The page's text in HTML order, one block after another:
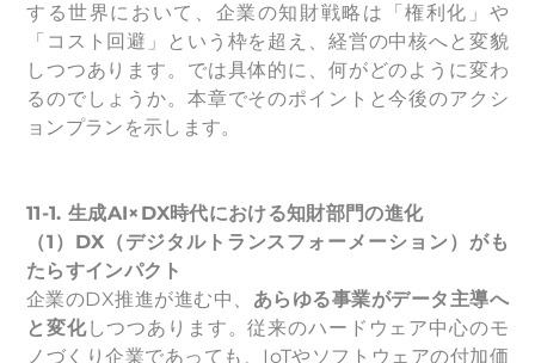
する世界において、企業の知財戦略は「権利化」や
「コスト回避」という枠を超え、経営の中核へと変貌
しつつあります。では具体的に、何がどのように変わ
るのでしょうか。本章でそのポイントと今後のアクシ
ョンプランを示します。
11-1. 生成AI×DX時代における知財部門の進化
（1）DX（デジタルトランスフォーメーション）がも
たらすインパクト
企業のDX推進が進む中、 あらゆる事業がデータ主導へ
と変化しつつあります。従来のハードウェア中心のモ
ノづくり企業であっても、IoTやソフトウェアの付加価